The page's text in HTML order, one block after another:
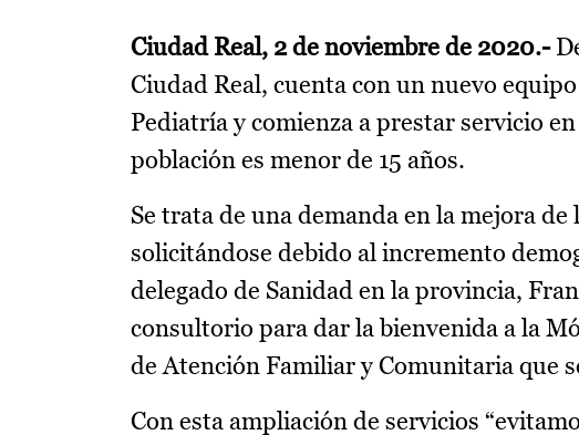
Ciudad Real, 2 de noviembre de 2020.-
Ciudad Real, cuenta con un nuevo
Pediatría y comienza a prestar servicio
población es menor de 15 años.
Se trata de una demanda en la mejora
solicitándose debido al incremento
delegado de Sanidad en la provincia,
consultorio para dar la bienvenida a la
de Atención Familiar y Comunitaria que
Con esta ampliación de servicios